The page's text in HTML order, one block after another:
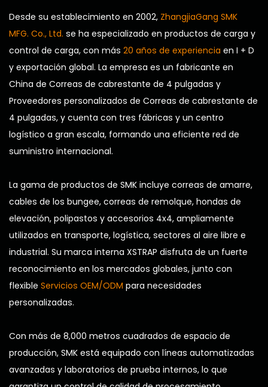
Desde su establecimiento en 2002, ZhangjiaGang SMK
MFG. Co., Ltd. se ha especializado en productos de carga y
control de carga, con más 20 años de experiencia en I + D
y exportación global. La empresa es un fabricante en
China de Correas de cabrestante de 4 pulgadas y
Proveedores personalizados de Correas de cabrestante de
4 pulgadas, y cuenta con tres fábricas y un centro
logístico a gran escala, formando una eficiente red de
suministro internacional.
La gama de productos de SMK incluye correas de amarre,
cables de los bungee, correas de remolque, hondas de
elevación, polipastos y accesorios 4x4, ampliamente
utilizados en transporte, logística, sectores al aire libre e
industrial. Su marca interna XSTRAP disfruta de un fuerte
reconocimiento en los mercados globales, junto con
flexible Servicios OEM/ODM para necesidades
personalizadas.
Con más de 8,000 metros cuadrados de espacio de
producción, SMK está equipado con líneas automatizadas
avanzadas y laboratorios de prueba internos, lo que